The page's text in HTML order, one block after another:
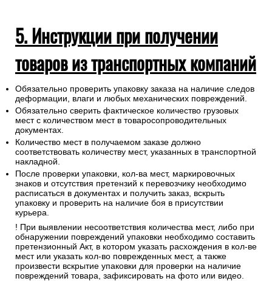
5. Инструкции при получении
товаров из транспортных компаний
Обязательно проверить упаковку заказа на наличие следов
деформации, влаги и любых механических повреждений.
Обязательно сверить фактическое количество грузовых
мест с количеством мест в товаросопроводительных
документах.
Количество мест в получаемом заказе должно
соответствовать количеству мест, указанных в транспортной
накладной.
После проверки упаковки, кол-ва мест, маркировочных
знаков и отсутствия претензий к перевозчику необходимо
расписаться в документах и получить заказ, вскрыть
упаковку и проверить на наличие боя в присутствии
курьера.
! При выявлении несоответствия количества мест, либо при
обнаружении повреждений упаковки необходимо составить
претензионный Акт, в котором указать расхождения в кол-ве
мест или указать кол-во поврежденных мест, а также
произвести вскрытие упаковки для проверки на наличие
повреждений товара, зафиксировать на фото или видео.